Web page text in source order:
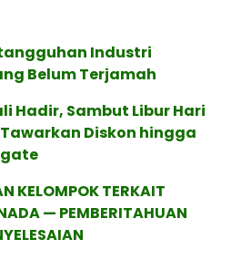
Industri
Belum Terjamah
Hadir, Sambut Libur Hari
Diskon hingga
KELOMPOK TERKAIT
— PEMBERITAHUAN